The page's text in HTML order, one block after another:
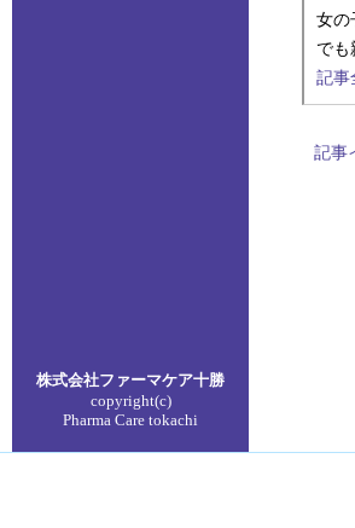
女の
でも
記事
記事
株式会社ファーマケア十勝
copyright(c)
Pharma Care tokachi